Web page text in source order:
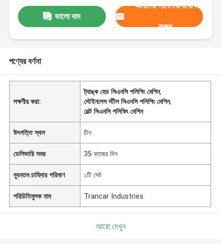
ভালো দাম
আমাদের সাথে যোগাযোগ
করুন
পণ্যের বর্ণনা
লক্ষণীয় করা:
ট্যাঙ্ক হেড সিএনসি পলিশিং মেশিন,
স্টেইনলেস স্টীল সিএনসি পলিশিং মেশিন,
বেল্ট সিএনসি পলিফিং মেশিন
উৎপত্তি স্থল চীন
ডেলিভারি সময় 35 কাজের দিন
ন্যূনতম চাহিদার পরিমাণ ১টি সেট
পরিচিতিমুলক নাম Trancar Industries
আরো দেখুন